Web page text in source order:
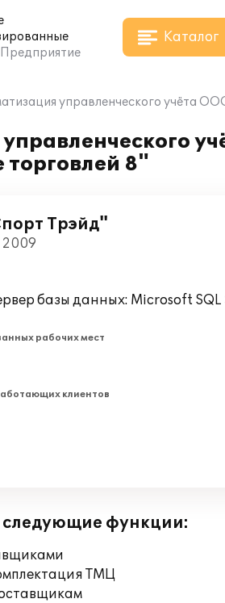
Каталог
управленческого учёта
8"
Трэйд"
2009
базы данных: Microsoft SQL
рабочих мест
клиентов
функции:
ТМЦ